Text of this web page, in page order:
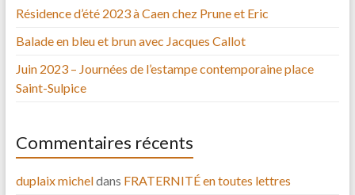
Résidence d’été 2023 à Caen chez Prune et Eric
Balade en bleu et brun avec Jacques Callot
Juin 2023 – Journées de l’estampe contemporaine place
Saint-Sulpice
Commentaires récents
duplaix micheldans FRATERNITÉ en toutes lettres